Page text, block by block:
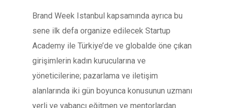
Brand Week Istanbul kapsamında ayrıca bu
sene ilk defa organize edilecek Startup
Academy ile Türkiye’de ve globalde öne çıkan
girişimlerin kadın kurucularına ve
yöneticilerine; pazarlama ve iletişim
alanlarında iki gün boyunca konusunun uzmanı
yerli ve yabancı eğitmen ve mentorlardan